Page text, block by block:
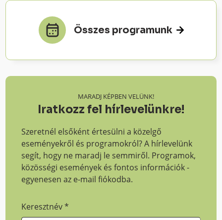
Összes programunk
MARADJ KÉPBEN VELÜNK!
Iratkozz fel hírlevelünkre!
Szeretnél elsőként értesülni a közelgő
eseményekről és programokról? A hírlevelünk
segít, hogy ne maradj le semmiről. Programok,
közösségi események és fontos információk -
egyenesen az e-mail fiókodba.
Keresztnév*